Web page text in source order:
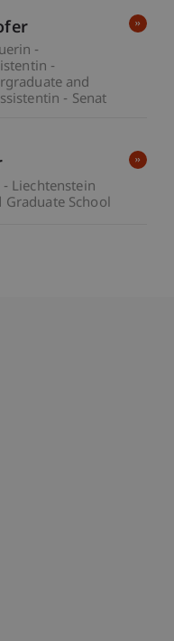
-
-
and
- Senat
Liechtenstein
School